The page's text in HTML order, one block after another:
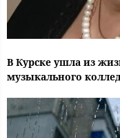
В Курске ушла из
музыкального